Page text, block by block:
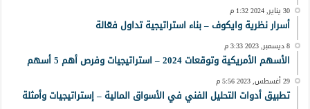
30 يناير, 2024 1:32 م
أسرار نظرية وايكوف – بناء استراتيجية تداول فعّالة
8 ديسمبر, 2023 3:33 م
الأسهم الأمريكية وتوقعات 2024 – استراتيجيات وفرص أهم 5 أسهم
29 أغسطس, 2023 5:56 م
تطبيق أدوات التحليل الفني في الأسواق المالية – إستراتيجيات وأمثلة